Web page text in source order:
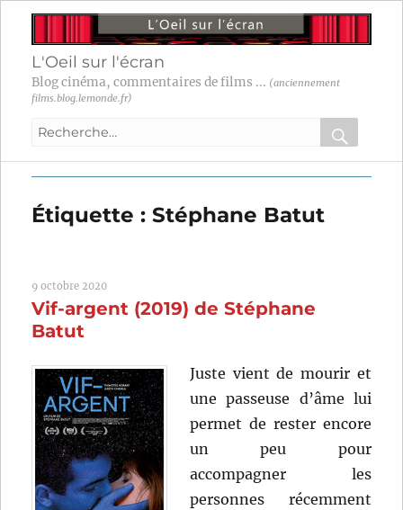
L'Oeil sur l'écran
Blog cinéma, commentaires de films ... (anciennement
films.blog.lemonde.fr)
Recherche
:
OK
Étiquette :Stéphane Batut
9 octobre 2020
Vif-argent (2019) de Stéphane
Batut
Juste vient de mourir et
une passeuse d’âme lui
permet de rester encore
un peu pour
accompagner les
personnes récemment